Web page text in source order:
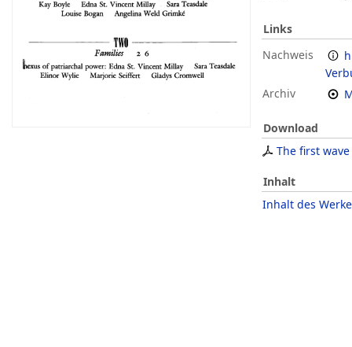
Links
Nachweis
Archiv
Download
The first wave
Inhalt
Inhalt des